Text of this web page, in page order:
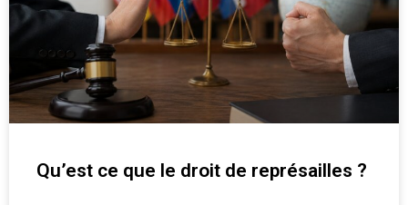
Qu’est ce que le droit de représailles ?